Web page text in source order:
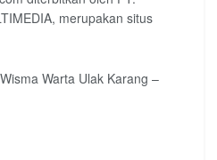
merupakan situs
Warta Ulak Karang –